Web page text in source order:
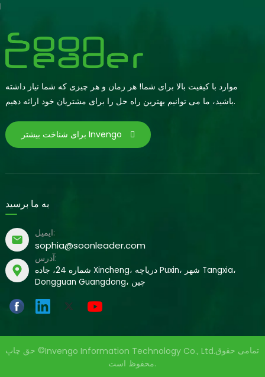
موارد با کیفیت بالا برای شما! هر زمان و هر چیزی که شما نیاز داشته
باشید، ما می توانیم بهترین راه حل را برای مشتریان خود ارائه دهیم.
برای شناخت بیشتر Invengo
به ما برسید
ایمیل:
sophia@soonleader.com
آدرس:
شماره 24، جاده Xincheng، دریاچه Puxin، شهر Tangxia،
Dongguan Guangdong، چین
حق چاپ ©Invengo Information Technology Co., Ltd.تمامی حقوق
محفوظ است.